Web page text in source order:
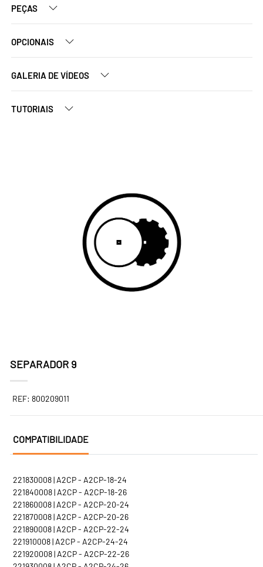
PEÇAS
OPCIONAIS
GALERIA DE VÍDEOS
TUTORIAIS
SEPARADOR 9
REF: 800209011
COMPATIBILIDADE
221830008 | A2CP - A2CP-18-24
221840008 | A2CP - A2CP-18-26
221860008 | A2CP - A2CP-20-24
221870008 | A2CP - A2CP-20-26
221890008 | A2CP - A2CP-22-24
221910008 | A2CP - A2CP-24-24
221920008 | A2CP - A2CP-22-26